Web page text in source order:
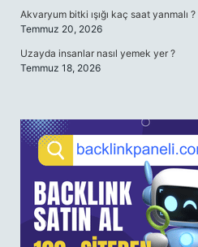
Akvaryum bitki ışığı kaç saat yanmalı ?
Temmuz 20, 2026
Uzayda insanlar nasıl yemek yer ?
Temmuz 18, 2026